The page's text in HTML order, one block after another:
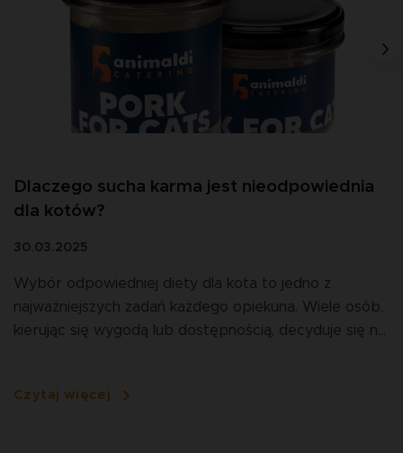
Dlaczego sucha karma jest nieodpowiednia
dla kotów?
30.03.2025
Wybór odpowiedniej diety dla kota to jedno z
najważniejszych zadań każdego opiekuna. Wiele osób,
kierując się wygodą lub dostępnością, decyduje się na
wielu osób wskazują, że nie jest to dobry wybór dla
Czytaj więcej